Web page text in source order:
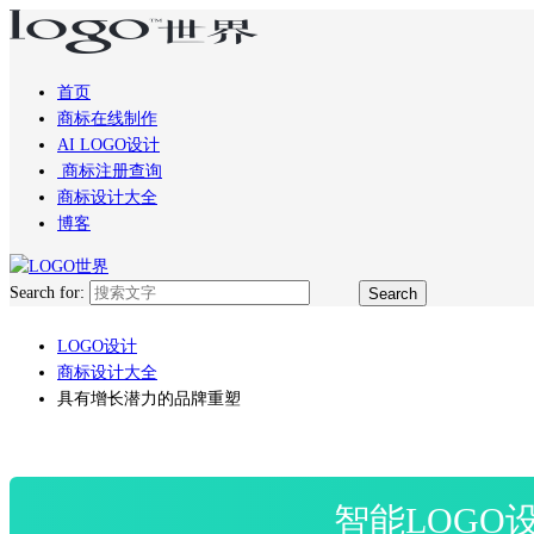
首页
商标在线制作
AI LOGO设计
商标注册查询
商标设计大全
博客
Search for:
LOGO设计
商标设计大全
具有增长潜力的品牌重塑
智能LOGO